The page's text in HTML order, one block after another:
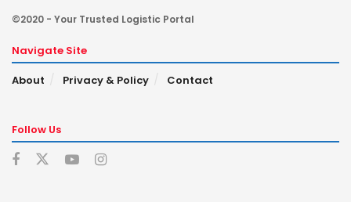
©2020 - Your Trusted Logistic Portal
Navigate Site
About
Privacy & Policy Contact
Follow Us